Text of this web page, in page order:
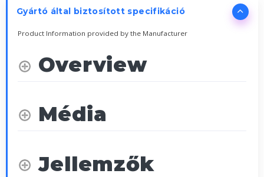
Gyártó által biztosított specifikáció
Product Information provided by the Manufacturer
Overview
Média
Jellemzők